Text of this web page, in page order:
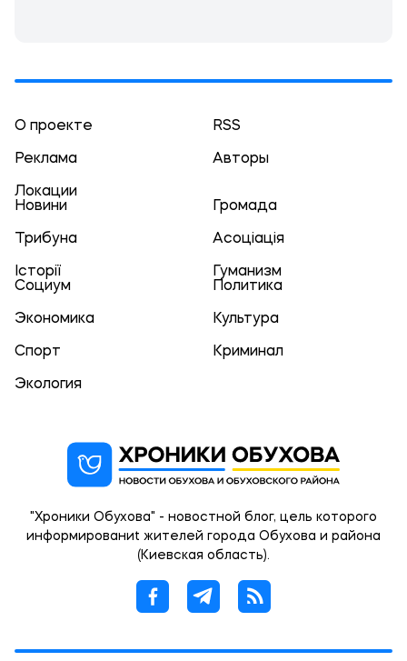
О проекте RSS
Реклама Авторы
Локации
Новини
Громада
Трибуна Асоціація
Історії
Гуманизм
Социум
Политика
Экономика Культура
Спорт Криминал
Экология
"Хроники Обухова" - новостной блог, цель которого
информированиt жителей города Обухова и района
(Киевская область).